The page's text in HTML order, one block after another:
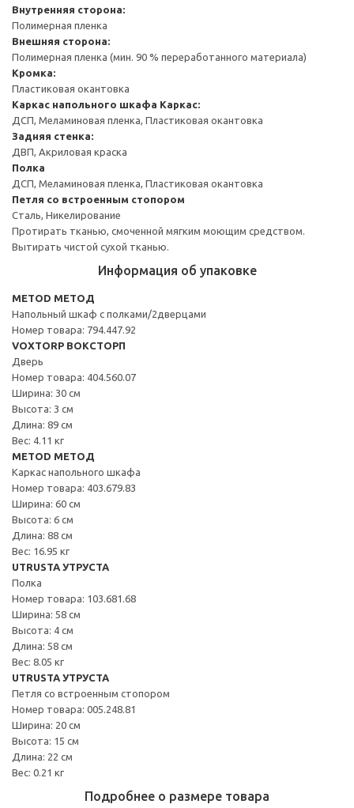
Внутренняя сторона:
Полимерная пленка
Внешняя сторона:
Полимерная пленка (мин. 90 % переработанного материала)
Кромка:
Пластиковая окантовка
Каркас напольного шкафа Каркас:
ДСП, Меламиновая пленка, Пластиковая окантовка
Задняя стенка:
ДВП, Акриловая краска
Полка
ДСП, Меламиновая пленка, Пластиковая окантовка
Петля со встроенным стопором
Сталь, Никелирование
Протирать тканью, смоченной мягким моющим средством.
Вытирать чистой сухой тканью.
Информация об упаковке
METOD МЕТОД
Напольный шкаф с полками/2дверцами
Номер товара: 794.447.92
VOXTORP ВОКСТОРП
Дверь
Номер товара: 404.560.07
Ширина: 30 см
Высота: 3 см
Длина: 89 см
Вес: 4.11 кг
METOD МЕТОД
Каркас напольного шкафа
Номер товара: 403.679.83
Ширина: 60 см
Высота: 6 см
Длина: 88 см
Вес: 16.95 кг
UTRUSTA УТРУСТА
Полка
Номер товара: 103.681.68
Ширина: 58 см
Высота: 4 см
Длина: 58 см
Вес: 8.05 кг
UTRUSTA УТРУСТА
Петля со встроенным стопором
Номер товара: 005.248.81
Ширина: 20 см
Высота: 15 см
Длина: 22 см
Вес: 0.21 кг
Подробнее о размере товара